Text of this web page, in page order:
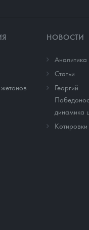
НОВОСТИ
Cтатьи
Георгий
динамика
Котировки